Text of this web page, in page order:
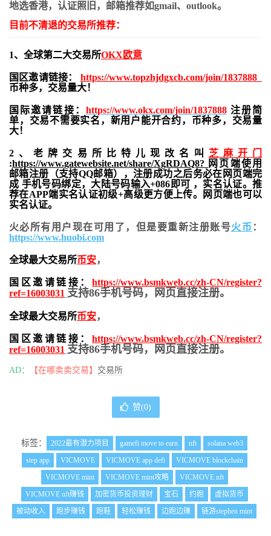
地选香港，认证照旧， 邮箱推荐如gmail、outlook。
目前不清退的交易所推荐：
1、全球第二大交易所OKX欧意
国区邀请链接： https://www.topzhjdgxcb.com/join/1837888
币种多，交易量大！
国际邀请链接： https://www.okx.com/join/1837888注册简
单，交易不需要实名，新用户能开合约， 币种多，交易量
大！
2、老牌交易所比特儿现改名叫 芝麻开门
:https://www.gatewebsite.net/share/XgRDAQ8? 网页端使用
邮箱注册（支持QQ邮箱），注册成功之后务必在网页端完
成 手机号码绑定，大陆号码输入+086即可 ，实名认证。推
荐在APP端实名认证初级+高级更方便上传。网页端也可以
实名认证。
火必所有用户现在可用了，但是要重新注册账号火币 ：
https://www.huobi.com
全球最大交易所币安，
国区邀请链接： https://www.bsmkweb.cc/zh-CN/register?
ref=16003031 支持86手机号码，网页直接注册。
全球最大交易所币安，
国区邀请链接： https://www.bsmkweb.cc/zh-CN/register?
ref=16003031 支持86手机号码，网页直接注册。
AD： 【在哪卖卖交易】 交易所
赞(0)
标签： 2022最有潜力项目 gamefi move to earn nft
solana web3
step app
VICMOVE VICMOVE app defi
VICMOVE blockchain
VICMOVE mint
VICMOVE mint攻略
VICMOVE nft
VICMOVE nft赚钱
加密货币投资理财 宝石 约跑
虚拟货币
被动收入
跑步赚钱 跑鞋 轻松赚钱 边跑边赚 链游stephen mint